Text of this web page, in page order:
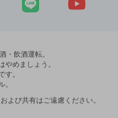
・飲酒運転。
やめましょう。
す。
。
よび共有はご遠慮ください。